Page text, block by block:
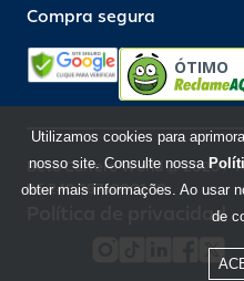
Compra segura
ÓTIMO
Beto Carrero World @ 2026 /
85.248.987/0001-10
Política de privacidad
Utilizamos cookies para
nosso site. Consulte nossa
obter mais informações. Ao usar
de